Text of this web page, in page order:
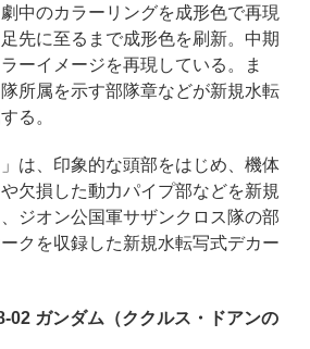
中のカラーリングを成形色で再現
先に至るまで成形色を刷新。中期
ーイメージを再現している。ま
所属を示す部隊章などが新規水転
る。
は、印象的な頭部をはじめ、機体
欠損した動力パイプ部などを新規
ジオン公国軍サザンクロス隊の部
クを収録した新規水転写式デカー
02 ガンダム（ククルス・ドアンの